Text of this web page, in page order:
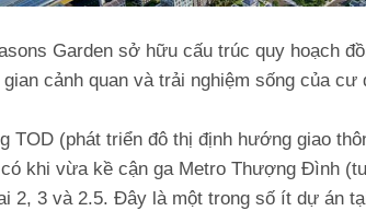
Garden sở hữu cấu trúc quy hoạch
cảnh quan và trải nghiệm sống của cư
TOD (phát triển đô thị định hướng giao
khi vừa kề cận ga Metro Thượng Đình
2, 3 và 2.5. Đây là một trong số ít dự án